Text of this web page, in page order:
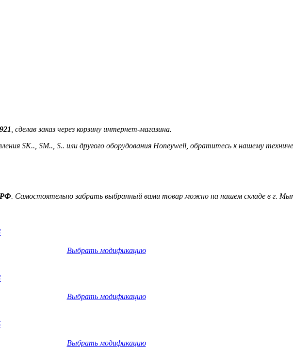
, сделав заказ через корзину интернет-магазина.
SK.., SM.., S.. или другого оборудования Honeywell, обратитесь к нашему
РФ. Самостоятельно забрать выбранный вами товар можно на нашем складе в г.
Выбрать модификацию
Выбрать модификацию
Выбрать модификацию